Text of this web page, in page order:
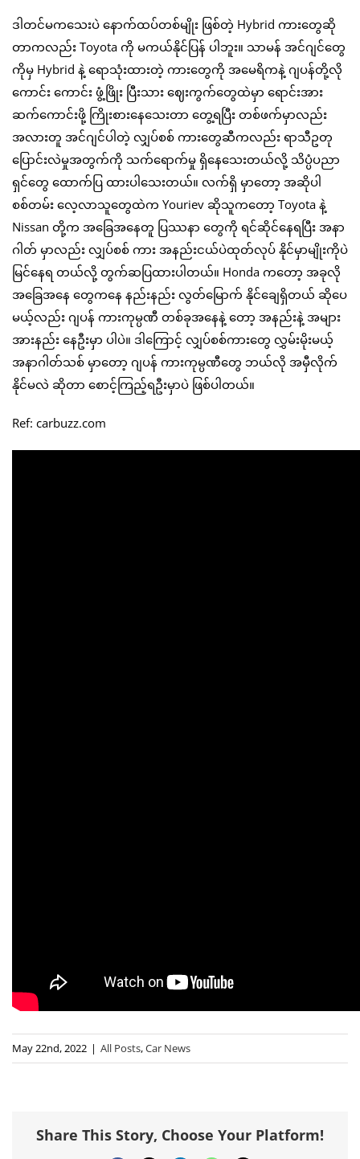
ဒါတင်မကသေးပဲ နောက်ထပ်တစ်မျိုး ဖြစ်တဲ့ Hybrid ကားတွေဆို
တာကလည်း Toyota ကို မကယ်နိုင်ပြန် ပါဘူး။ သာမန် အင်ဂျင်တွေ
ကိုမှ Hybrid နဲ့ ရောသုံးထားတဲ့ ကားတွေကို အမေရိကနဲ့ ဂျပန်တို့လို
ကောင်း ကောင်း ဖွံ့ဖြိုး ပြီးသား ဈေးကွက်တွေထဲမှာ ရောင်းအား
ဆက်ကောင်းဖို့ ကြိုးစားနေသေးတာ တွေ့ရပြီး တစ်ဖက်မှာလည်း
အလားတူ အင်ဂျင်ပါတဲ့ လျှပ်စစ် ကားတွေဆီကလည်း ရာသီဥတု
ပြောင်းလဲမှုအတွက်ကို သက်ရောက်မှု ရှိနေသေးတယ်လို့ သိပ္ပံပညာ
ရှင်တွေ ထောက်ပြ ထားပါသေးတယ်။ လက်ရှိ မှာတော့ အဆိုပါ
စစ်တမ်း လေ့လာသူတွေထဲက Youriev ဆိုသူကတော့ Toyota နဲ့
Nissan တို့က အခြေအနေတူ ပြဿနာ တွေကို ရင်ဆိုင်နေရပြီး အနာ
ဂါတ် မှာလည်း လျှပ်စစ် ကား အနည်းငယ်ပဲထုတ်လုပ် နိုင်မှာမျိုးကိုပဲ
မြင်နေရ တယ်လို့ တွက်ဆပြထားပါတယ်။ Honda ကတော့ အခုလို
အခြေအနေ တွေကနေ နည်းနည်း လွတ်မြောက် နိုင်ချေရှိတယ် ဆိုပေ
မယ့်လည်း ဂျပန် ကားကုမ္ပဏီ တစ်ခုအနေနဲ့ တော့ အနည်းနဲ့ အများ
အားနည်း နေဦးမှာ ပါပဲ။ ဒါကြောင့် လျှပ်စစ်ကားတွေ လွှမ်းမိုးမယ့်
အနာဂါတ်သစ် မှာတော့ ဂျပန် ကားကုမ္ပဏီတွေ ဘယ်လို အမှီလိုက်
နိုင်မလဲ ဆိုတာ စောင့်ကြည့်ရဦးမှာပဲ ဖြစ်ပါတယ်။
Ref: carbuzz.com
May 22nd, 2022 | All Posts,Car News
Share This Story, Choose Your Platform!